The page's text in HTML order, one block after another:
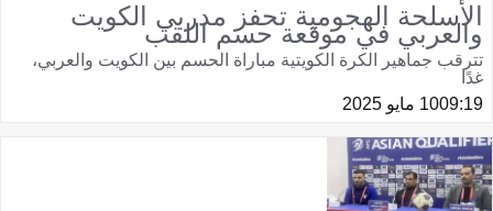
الأسلحة الهجومية تحفز مدربي الكويت
والعربي في موقعة حسم اللقب
تترقب جماهير الكرة الكويتية مباراة الحسم بين الكويت والعربي،
غدًا
09:1910 مايو 2025